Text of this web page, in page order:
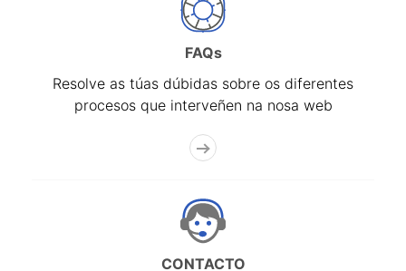
FAQs
Resolve as túas dúbidas sobre os diferentes
procesos que interveñen na nosa web
CONTACTO